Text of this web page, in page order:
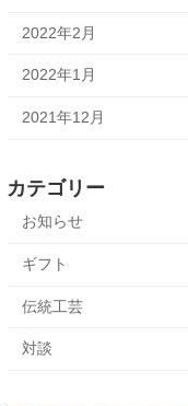
2022年2月
2022年1月
2021年12月
カテゴリー
お知らせ
ギフト
伝統工芸
対談